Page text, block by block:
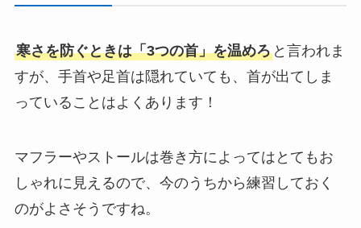
寒さを防ぐときは「3つの首」を温めろと言われま
すが、手首や足首は隠れていても、首が出てしま
っていることはよくあります！
マフラーやストールは巻き方によってはとてもお
しゃれに見えるので、今のうちから練習しておく
のがよさそうですね。